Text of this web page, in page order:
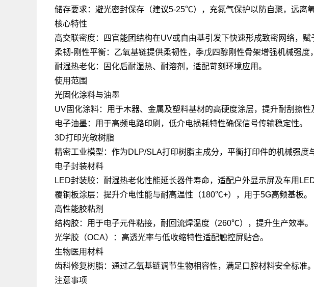
储存要求：避光密封保存（建议5-25℃），充氮气保护以防自聚，远离
核心特性
高交联密度：四官能团结构在UV或自由基引发下快速形成致密网络，赋
柔韧-刚性平衡：乙氧基链提供柔韧性，季戊四醇刚性骨架增强机械强度
耐湿热老化：固化后耐湿热、耐溶剂，适配苛刻环境应用。
使用范围
光固化涂料与油墨
UV固化涂料：用于木器、金属及塑料基材的高硬度涂层，提升耐刮擦性
电子油墨：用于高频电路印刷，低介电损耗特性确保信号传输稳定性。
3D打印光敏树脂
精密工业模型：作为DLP/SLA打印树脂主成分，平衡打印件的机械强度
电子封装材料
LED封装胶：耐湿热老化性能延长器件寿命，适配户外显示屏及车用LED
覆铜板涂层：提升介电性能与耐高温性（180℃+），用于5G高频基板。
高性能胶粘剂
结构胶：用于电子元件粘接，耐回流焊温度（260℃），提升生产效率。
光学胶（OCA）：高透光率与低收缩特性适配触控屏贴合。
生物医用材料
齿科修复树脂：通过乙氧基链调节生物相容性，满足口腔材料安全标准。
注意事项